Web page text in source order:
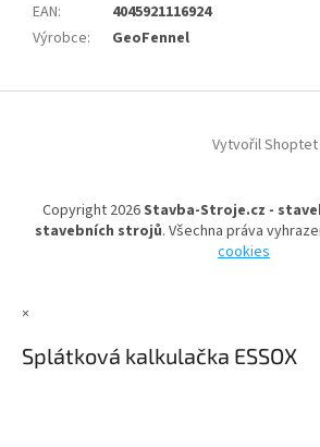
EAN:
4045921116924
Výrobce: GeoFennel
Vytvořil Shoptet
Copyright 2026Stavba-Stroje.cz -
stavebních strojů. Všechna práva
cookies
×
Splátková kalkulačka ESSOX